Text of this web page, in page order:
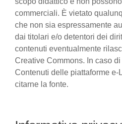
commerciali. È vietato
che non sia espressamente
dai titolari e/o detentori dei
contenuti eventualmente
Creative Commons. In caso
Contenuti delle piattaforme
citarne la fonte.